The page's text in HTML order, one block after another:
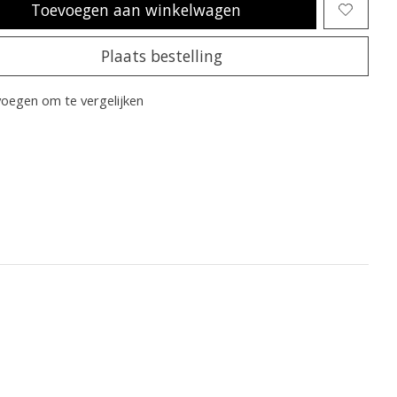
Toevoegen aan winkelwagen
Plaats bestelling
om te vergelijken